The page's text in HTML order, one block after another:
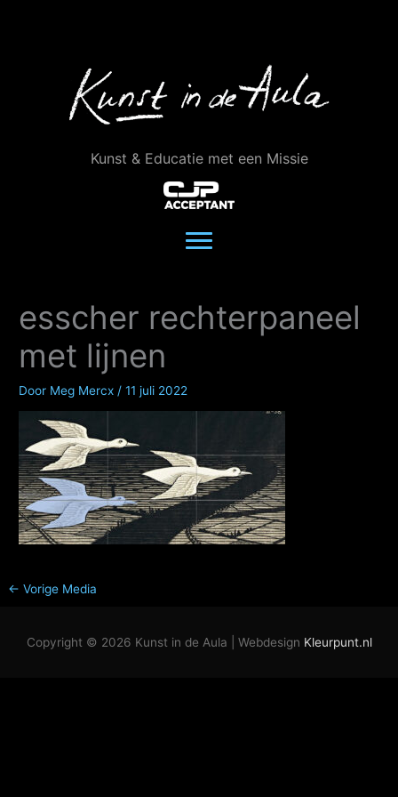
Kunst & Educatie met een Missie
esscher rechterpaneel
met lijnen
Door Meg Mercx /11 juli 2022
← Vorige Media
Copyright © 2026 Kunst in de Aula | Webdesign Kleurpunt.nl